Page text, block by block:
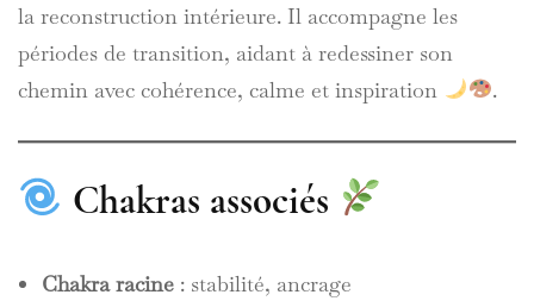
la reconstruction intérieure. Il accompagne les
périodes de transition, aidant à redessiner son
chemin avec cohérence, calme et inspiration
.
Chakras associés
Chakra racine : stabilité, ancrage